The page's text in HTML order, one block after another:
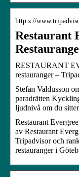
http s://
Restaurant
RESTAURANT
restauranger –
Stefan Valdusson
paradrätten
ljudnivå om du
Restaurant
av Restaurant
Tripadvisor och
restauranger i